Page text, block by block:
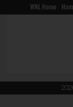
WNL Home